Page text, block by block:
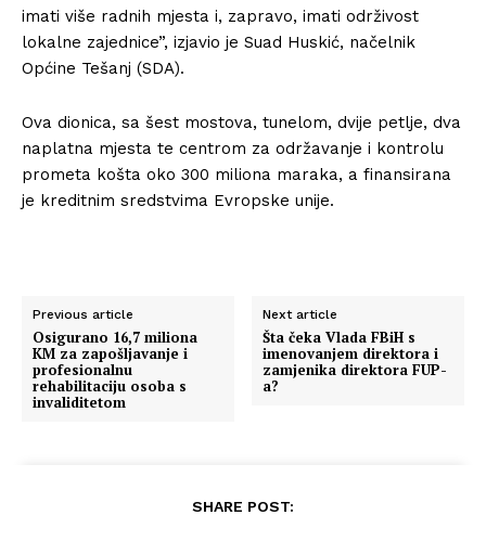
imati više radnih mjesta i, zapravo, imati održivost
lokalne zajednice”, izjavio je Suad Huskić, načelnik
Općine Tešanj (SDA).
Ova dionica, sa šest mostova, tunelom, dvije petlje, dva
naplatna mjesta te centrom za održavanje i kontrolu
prometa košta oko 300 miliona maraka, a finansirana
je kreditnim sredstvima Evropske unije.
Previous article
Osigurano 16,7 miliona
KM za zapošljavanje i
profesionalnu
rehabilitaciju osoba s
invaliditetom
Next article
Šta čeka Vlada FBiH s
imenovanjem direktora i
zamjenika direktora FUP-
a?
SHARE POST: